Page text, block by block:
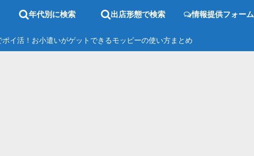
年代別に検索 出店形態で検索 情報提供フォーム
ポイ活！お小遣いがゲットできるモッピーの使い方まとめ